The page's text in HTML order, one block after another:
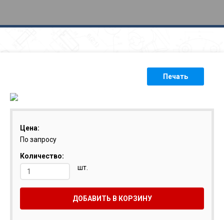
Печать
Цена:
По запросу
Количество:
шт.
ДОБАВИТЬ В КОРЗИНУ